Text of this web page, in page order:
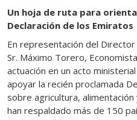
Un hoja de ruta para
Declaración de los Emiratos
En representación del Director
Sr. Máximo Torero,
actuación en un acto
apoyar la recién proclamada
sobre agricultura, alimentación
han respaldado más de 150